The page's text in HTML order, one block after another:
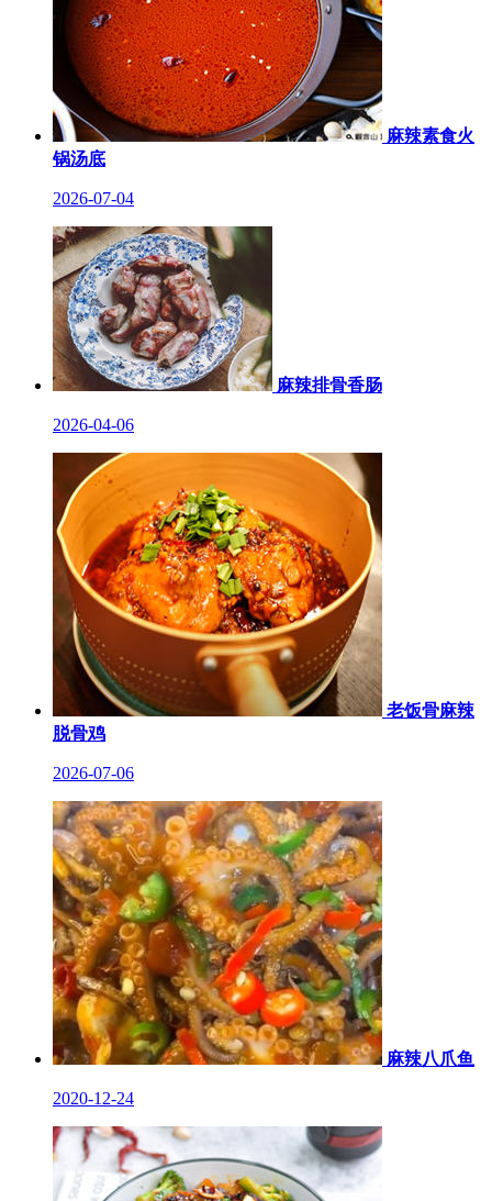
麻辣素食火
锅汤底
2026-07-04
麻辣排骨香肠
2026-04-06
老饭骨麻辣
脱骨鸡
2026-07-06
麻辣八爪鱼
2020-12-24